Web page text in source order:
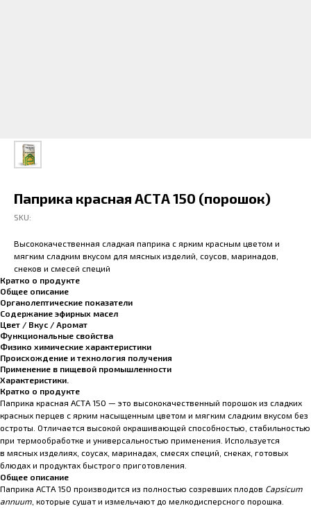
Паприка красная АСТА 150 (порошок)
SKU:
Высококачественная сладкая паприка с ярким красным цветом и
мягким сладким вкусом для мясных изделий, соусов, маринадов,
снеков и смесей специй
Кратко о продукте
Общее описание
Органолептические показатели
Содержание эфирных масел
Цвет / Вкус / Аромат
Функциональные свойства
Физико химические характеристики
Происхождение и технология получения
Применение в пищевой промышленности
Характеристики.
Кратко о продукте
Паприка красная АСТА 150 — это высококачественный порошок из сладких
красных перцев с ярким насыщенным цветом и мягким сладким вкусом без
остроты. Отличается высокой окрашивающей способностью, стабильностью
при термообработке и универсальностью применения. Используется
в мясных изделиях, соусах, маринадах, смесях специй, снеках, готовых
блюдах и продуктах быстрого приготовления.
Общее описание
Паприка АСТА 150 производится из полностью созревших плодов Capsicum
annuum , которые сушат и измельчают до мелкодисперсного порошка.